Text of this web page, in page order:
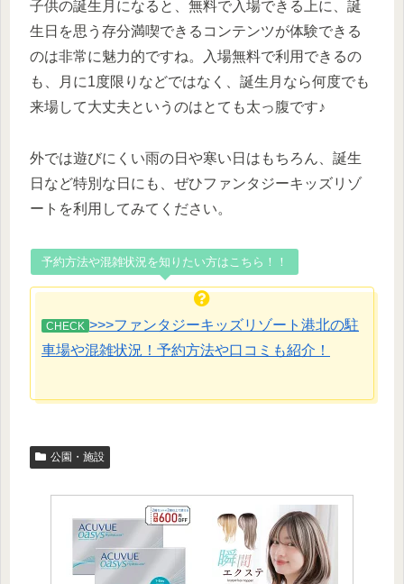
子供の誕生月になると、無料で入場できる上に、誕
生日を思う存分満喫できるコンテンツが体験できる
のは非常に魅力的ですね。入場無料で利用できるの
も、月に1度限りなどではなく、誕生月なら何度でも
来場して大丈夫というのはとても太っ腹です♪
外では遊びにくい雨の日や寒い日はもちろん、誕生
日など特別な日にも、ぜひファンタジーキッズリゾ
ートを利用してみてください。
予約方法や混雑状況を知りたい方はこちら！！
CHECK >>>ファンタジーキッズリゾート港北の駐
車場や混雑状況！予約方法や口コミも紹介！
公園・施設